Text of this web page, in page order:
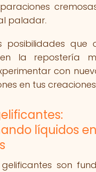
paladar.
posibilidades que
en la repostería
con
en tus
líquidos
son